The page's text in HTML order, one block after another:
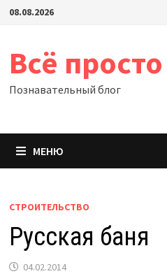
Перейти
08.08.2026
Всё просто
Познавательный блог
МЕНЮ
СТРОИТЕЛЬСТВО
Русская баня
04.02.2014